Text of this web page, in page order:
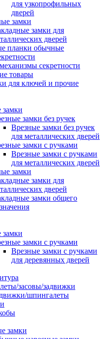
для узкопрофильных
дверей
замки
замки для
дверей
планки обычные
секретности
товары
для ключей и прочие
замки
замки без ручек
Врезные замки без ручек
для металлических дверей
замки с ручками
Врезные замки с ручками
для металлических дверей
замки
замки для
дверей
замки общего
замки
замки с ручками
Врезные замки с ручками
для деревянных дверей
засовы/задвижки
шпингалеты
замки